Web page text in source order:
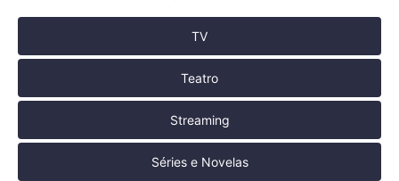
TV
Teatro
Streaming
Séries e Novelas